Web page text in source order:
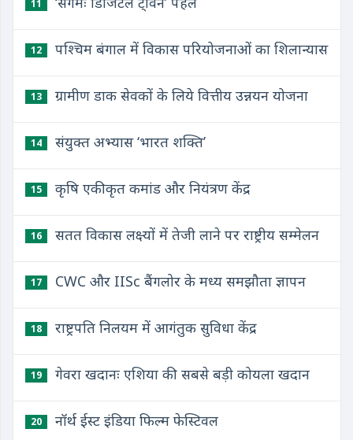
11
12 पश्चिम बंगाल में विकास परियोजनाओं का शिलान्यास
13 ग्रामीण डाक सेवकों के लिये वित्तीय उन्नयन योजना
14 संयुक्त अभ्यास ‘भारत शक्ति’
15 कृषि एकीकृत कमांड और नियंत्रण केंद्र
16 सतत विकास लक्ष्यों में तेजी लाने पर राष्ट्रीय सम्मेलन
17 CWC और IISc बैंगलोर के मध्य समझौता ज्ञापन
18 राष्ट्रपति निलयम में आगंतुक सुविधा केंद्र
19 गेवरा खदानः एशिया की सबसे बड़ी कोयला खदान
20 नॉर्थ ईस्ट इंडिया फिल्म फेस्टिवल